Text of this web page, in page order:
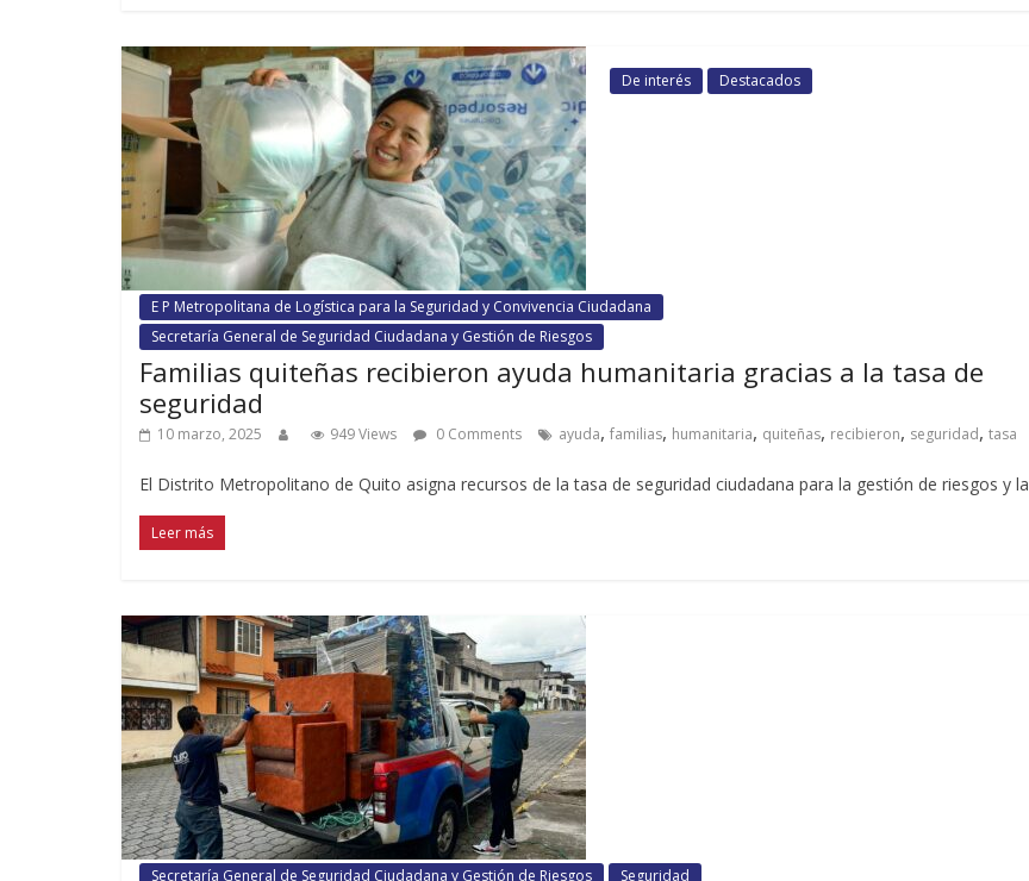
De interés Destacados
E P Metropolitana de Logística para la Seguridad y Convivencia Ciudadana
Secretaría General de Seguridad Ciudadana y Gestión de Riesgos
Familias quiteñas recibieron ayuda humanitaria gracias a la tasa de
seguridad
10 marzo, 2025 949 Views 0 Comments ayuda, familias, humanitaria, quiteñas, recibieron, seguridad, tasa
El Distrito Metropolitano de Quito asigna recursos de la tasa de seguridad ciudadana para la gestión de riesgos y la
Leer más
Secretaría General de Seguridad Ciudadana y Gestión de Riesgos Seguridad